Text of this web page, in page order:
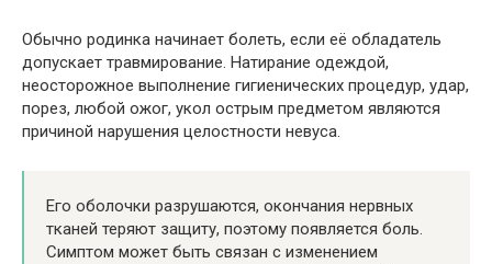
Обычно родинка начинает болеть, если её обладатель
допускает травмирование. Натирание одеждой,
неосторожное выполнение гигиенических процедур, удар,
порез, любой ожог, укол острым предметом являются
причиной нарушения целостности невуса.
Его оболочки разрушаются, окончания нервных
тканей теряют защиту, поэтому появляется боль.
Симптом может быть связан с изменением